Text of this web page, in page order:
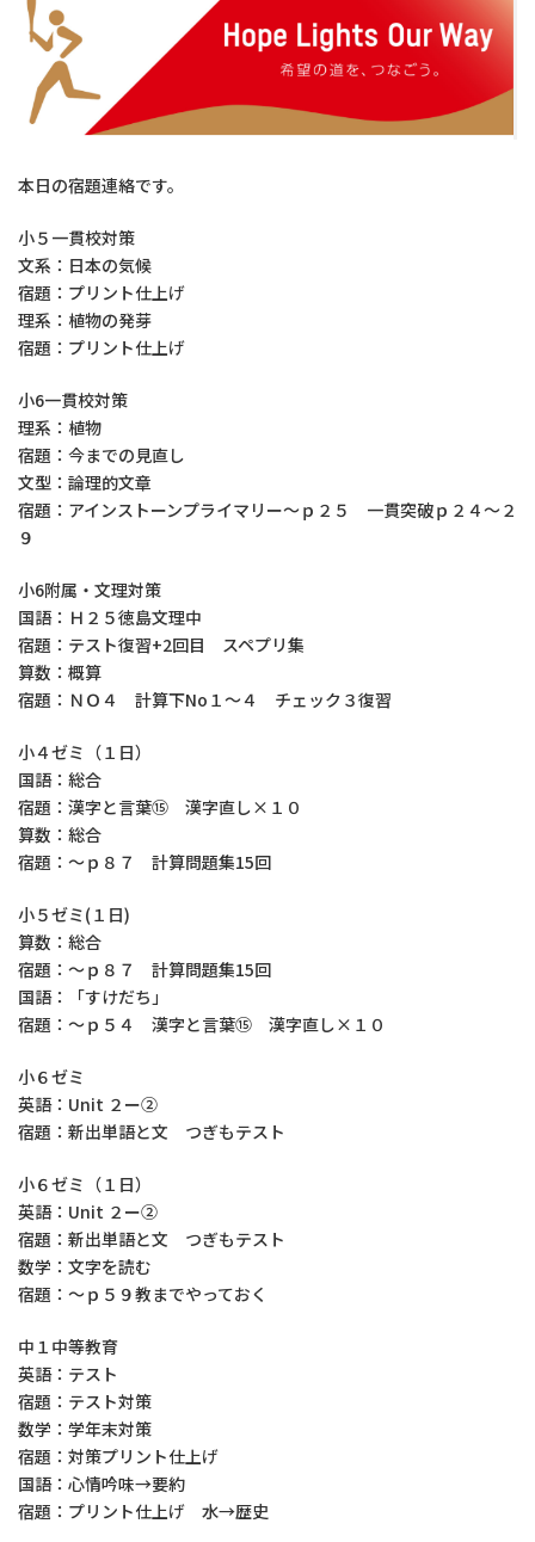
本日の宿題連絡です。
小５一貫校対策
文系：日本の気候
宿題：プリント仕上げ
理系：植物の発芽
宿題：プリント仕上げ
小6一貫校対策
理系：植物
宿題：今までの見直し
文型：論理的文章
宿題：アインストーンプライマリー～ｐ２５ 一貫突破ｐ２４～２
９
小6附属・文理対策
国語：Ｈ２５徳島文理中
宿題：テスト復習+2回目 スペプリ集
算数：概算
宿題：ＮＯ４ 計算下No１～４ チェック３復習
小４ゼミ（１日）
国語：総合
宿題：漢字と言葉⑮ 漢字直し×１０
算数：総合
宿題：～ｐ８７ 計算問題集15回
小５ゼミ(１日)
算数：総合
宿題：～ｐ８７ 計算問題集15回
国語：「すけだち」
宿題：～ｐ５４ 漢字と言葉⑮ 漢字直し×１０
小６ゼミ
英語：Unit ２ー②
宿題：新出単語と文 つぎもテスト
小６ゼミ（１日）
英語：Unit ２ー②
宿題：新出単語と文 つぎもテスト
数学：文字を読む
宿題：～ｐ５９教までやっておく
中１中等教育
英語：テスト
宿題：テスト対策
数学：学年末対策
宿題：対策プリント仕上げ
国語：心情吟味→要約
宿題：プリント仕上げ 水→歴史